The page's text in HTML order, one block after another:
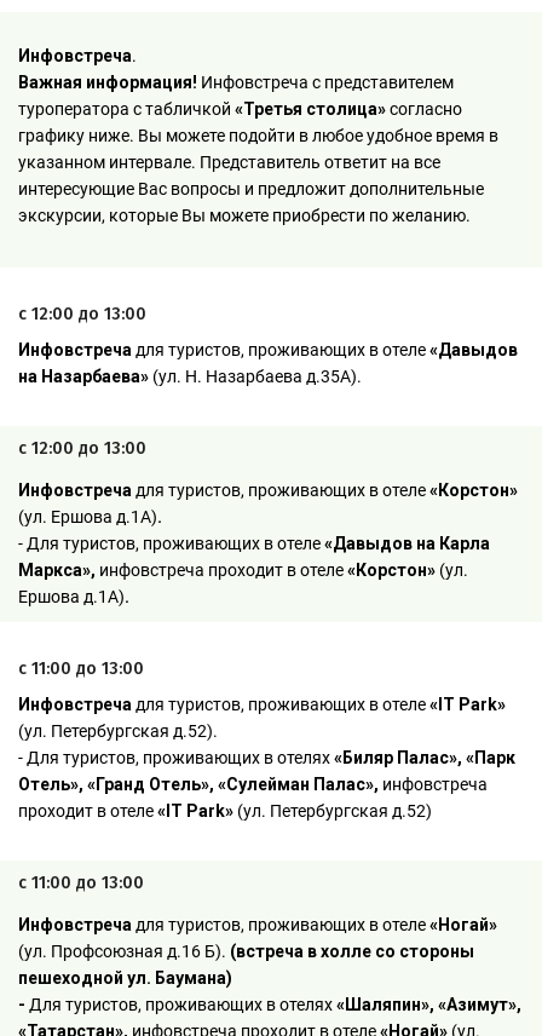
Инфовстреча.
Важная информация! Инфовстреча с представителем
туроператора с табличкой «Третья столица»согласно
графику ниже. Вы можете подойти в любое удобное время в
указанном интервале. Представитель ответит на все
интересующие Вас вопросы и предложит дополнительные
экскурсии, которые Вы можете приобрести по желанию.
с 12:00 до 13:00
Инфовстреча для туристов, проживающих в отеле«Давыдов
на Назарбаева» (ул. Н. Назарбаева д.35А).
с 12:00 до 13:00
Инфовстреча для туристов, проживающих в отеле«Корстон»
(ул. Ершова д.1А).
- Для туристов, проживающих в отеле«Давыдов на Карла
Маркса», инфовстреча проходит в отеле«Корстон» (ул.
Ершова д.1А).
с 11:00 до 13:00
Инфовстреча для туристов, проживающих в отеле«IT Park»
(ул. Петербургская д.52).
- Для туристов, проживающих в отелях«Биляр Палас», «Парк
Отель», «Гранд Отель», «Сулейман Палас», инфовстреча
проходит в отеле«IT Park» (ул. Петербургская д.52)
с 11:00 до 13:00
Инфовстреча для туристов, проживающих в отеле«Ногай»
(ул. Профсоюзная д.16 Б). (встреча в холле со стороны
пешеходной ул. Баумана)
- Для туристов, проживающих в отелях«Шаляпин», «Азимут»,
«Татарстан», инфовстреча проходит в отеле«Ногай» (ул.